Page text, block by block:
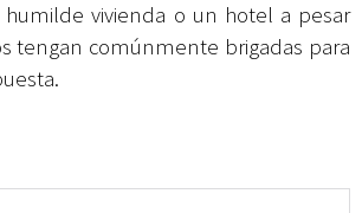
humilde vivienda o un hotel a pesar
tengan comúnmente brigadas para